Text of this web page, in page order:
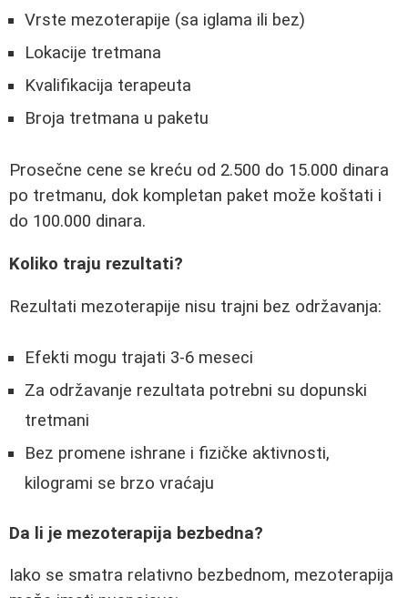
Vrste mezoterapije (sa iglama ili bez)
Lokacije tretmana
Kvalifikacija terapeuta
Broja tretmana u paketu
Prosečne cene se kreću od 2.500 do 15.000 dinara
po tretmanu, dok kompletan paket može koštati i
do 100.000 dinara.
Koliko traju rezultati?
Rezultati mezoterapije nisu trajni bez održavanja:
Efekti mogu trajati 3-6 meseci
Za održavanje rezultata potrebni su dopunski
tretmani
Bez promene ishrane i fizičke aktivnosti,
kilogrami se brzo vraćaju
Da li je mezoterapija bezbedna?
Iako se smatra relativno bezbednom, mezoterapija